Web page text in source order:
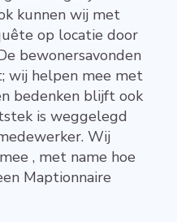
kunnen wij met
op locatie door
bewonersavonden
wij helpen mee met
bedenken blijft ook
is weggelegd
Wij
, met name hoe
Maptionnaire